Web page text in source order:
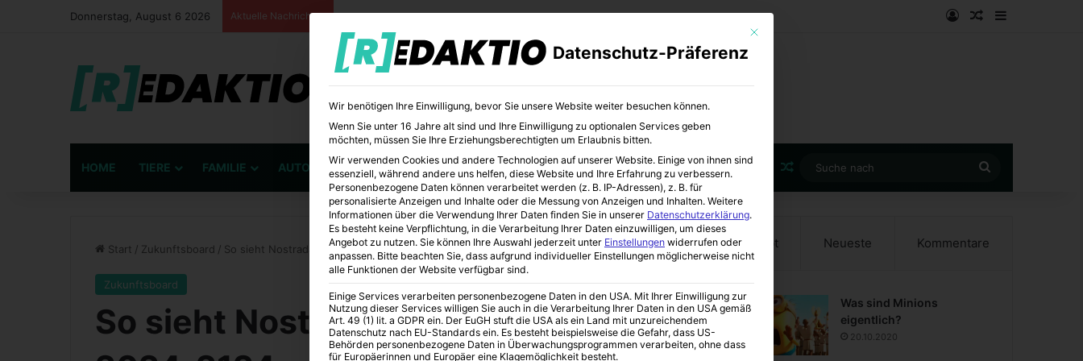
Donnerstag, August 6 2026 Aktuelle Nachrichten AnmeldenZufälliger
HOME TIERE FAMILIE AUTO BÜCHER BILDUNG KUNST Zufälliger Artikel
nach
Start / Zukunftsboard / So sieht Nostradamus die Welt von 2024-2124
Zukunftsboard
So sieht Nostradamus die Welt von
Beliebt Neueste Kommentare
Was sind Minions
eigentlich?
20.10.2020
Mit diesem Button wird der Dialog geschlossen. Seine Funktionalität ist
Datenschutz-Präferenz
Wir benötigen Ihre Einwilligung, bevor Sie unsere Website weiter besuchen können.
Wenn Sie unter 16 Jahre alt sind und Ihre Einwilligung zu optionalen Services geben
möchten, müssen Sie Ihre Erziehungsberechtigten um Erlaubnis bitten.
Wir verwenden Cookies und andere Technologien auf unserer Website. Einige von ihnen sind
essenziell, während andere uns helfen, diese Website und Ihre Erfahrung zu verbessern.
Personenbezogene Daten können verarbeitet werden (z. B. IP-Adressen), z. B. für
personalisierte Anzeigen und Inhalte oder die Messung von Anzeigen und Inhalten. Weitere
Informationen über die Verwendung Ihrer Daten finden Sie in unserer Datenschutzerklärung.
Es besteht keine Verpflichtung, in die Verarbeitung Ihrer Daten einzuwilligen, um dieses
Angebot zu nutzen. Sie können Ihre Auswahl jederzeit unter Einstellungen widerrufen oder
anpassen. Bitte beachten Sie, dass aufgrund individueller Einstellungen möglicherweise nicht
alle Funktionen der Website verfügbar sind.
Einige Services verarbeiten personenbezogene Daten in den USA. Mit Ihrer Einwilligung zur
Nutzung dieser Services willigen Sie auch in die Verarbeitung Ihrer Daten in den USA gemäß
Art. 49 (1) lit. a GDPR ein. Der EuGH stuft die USA als ein Land mit unzureichendem
Datenschutz nach EU-Standards ein. Es besteht beispielsweise die Gefahr, dass US-
Behörden personenbezogene Daten in Überwachungsprogrammen verarbeiten, ohne dass
für Europäerinnen und Europäer eine Klagemöglichkeit besteht.